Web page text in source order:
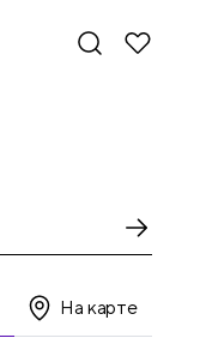
На карте